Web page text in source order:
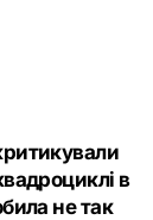
в
не так